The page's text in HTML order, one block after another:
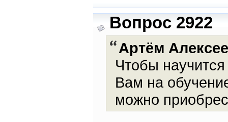
Вопрос 2922
Артём
Чтобы
Вам на
можно